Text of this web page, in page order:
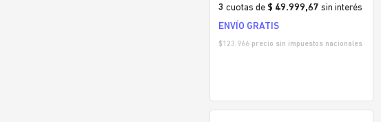
3 cuotas de $ 49.999,67 sin interés
ENVÍO GRATIS
$123.966 precio sin impuestos nacionales